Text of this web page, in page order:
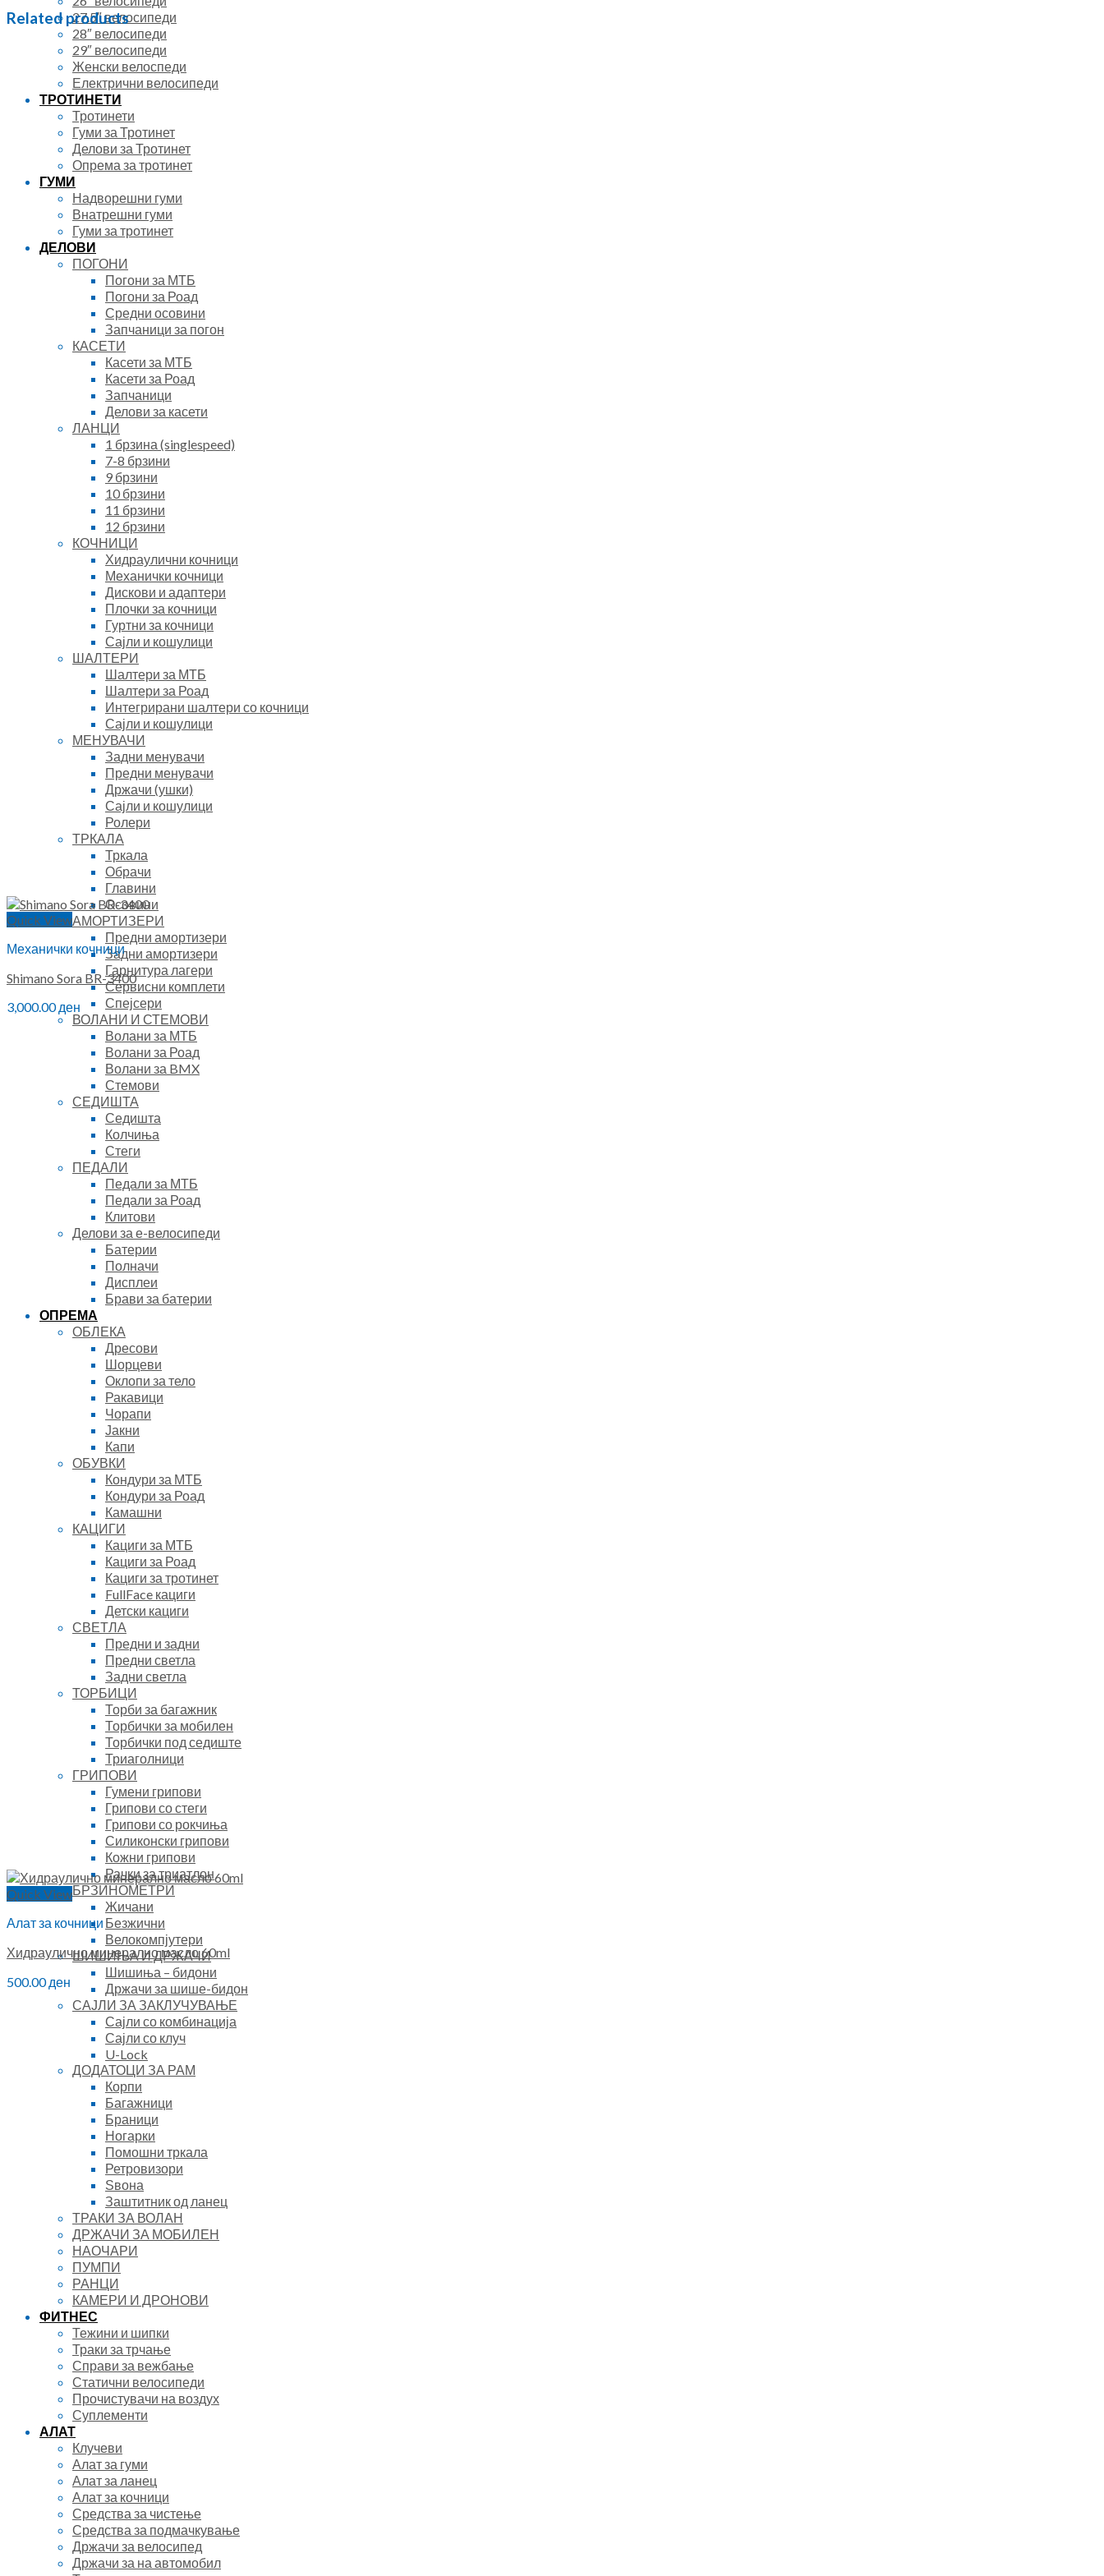
27.5″ велосипеди
28″ велосипеди
29″ велосипеди
Женски велоспеди
Електрични велосипеди
ТРОТИНЕТИ
Тротинети
Гуми за Тротинет
Делови за Тротинет
Опрема за тротинет
ГУМИ
Надворешни гуми
Внатрешни гуми
Гуми за тротинет
ДЕЛОВИ
ПОГОНИ
Погони за МТБ
Погони за Роад
Средни осовини
Запчаници за погон
КАСЕТИ
Касети за МТБ
Касети за Роад
Запчаници
Делови за касети
ЛАНЦИ
1 брзина (singlespeed)
7-8 брзини
9 брзини
10 брзини
11 брзини
12 брзини
КОЧНИЦИ
Хидраулични кочници
Механички кочници
Дискови и адаптери
Плочки за кочници
Гуртни за кочници
Сајли и кошулици
ШАЛТЕРИ
Шалтери за МТБ
Шалтери за Роад
Интегрирани шалтери со кочници
Сајли и кошулици
МЕНУВАЧИ
Задни менувачи
Предни менувачи
Држачи (ушки)
Сајли и кошулици
Ролери
ТРКАЛА
Тркала
Обрачи
Главини
Осовини
АМОРТИЗЕРИ
Предни амортизери
Задни амортизери
Гарнитура лагери
Сервисни комплети
Спејсери
ВОЛАНИ И СТЕМОВИ
Волани за МТБ
Волани за Роад
Волани за BMX
Стемови
СЕДИШТА
Седишта
Колчиња
Стеги
ПЕДАЛИ
Педали за МТБ
Педали за Роад
Клитови
Делови за е-велосипеди
Батерии
Полначи
Дисплеи
Брави за батерии
ОПРЕМА
ОБЛЕКА
Дресови
Шорцеви
Оклопи за тело
Ракавици
Чорапи
Јакни
Капи
ОБУВКИ
Кондури за МТБ
Кондури за Роад
Камашни
КАЦИГИ
Кациги за МТБ
Кациги за Роад
Кациги за тротинет
FullFace кациги
Детски кациги
СВЕТЛА
Предни и задни
Предни светла
Задни светла
ТОРБИЦИ
Торби за багажник
Торбички за мобилен
Торбички под седиште
Триаголници
ГРИПОВИ
Гумени грипови
Грипови со стеги
Грипови со рокчиња
Силиконски грипови
Кожни грипови
Рачки за триатлон
БРЗИНОМЕТРИ
Жичани
Безжични
Велокомпјутери
ШИШИЊА И ДРЖАЧИ
Шишиња – бидони
Држачи за шише-бидон
САЈЛИ ЗА ЗАКЛУЧУВАЊЕ
Сајли со комбинација
Сајли со клуч
U-Lock
ДОДАТОЦИ ЗА РАМ
Корпи
Багажници
Браници
Ногарки
Помошни тркала
Ретровизори
Ѕвона
Заштитник од ланец
ТРАКИ ЗА ВОЛАН
ДРЖАЧИ ЗА МОБИЛЕН
НАОЧАРИ
ПУМПИ
РАНЦИ
КАМЕРИ И ДРОНОВИ
ФИТНЕС
Тежини и шипки
Траки за трчање
Справи за вежбање
Статични велосипеди
Прочистувачи на воздух
Суплементи
АЛАТ
Клучеви
Алат за гуми
Алат за ланец
Алат за кочници
Средства за чистење
Средства за подмачкување
Држачи за велосипед
Држачи за на автомобил
Related products
Quick View
Механички кочници
Shimano Sora BR-3400
3,000.00ден
Quick View
Алат за кочници
Хидраулично минерално масло 60ml
500.00ден